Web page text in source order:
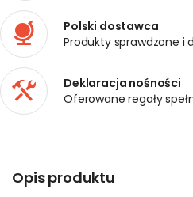
Polski dostawca
Produkty sprawdzone i
Deklaracja nośności
Oferowane regały
Opis produktu